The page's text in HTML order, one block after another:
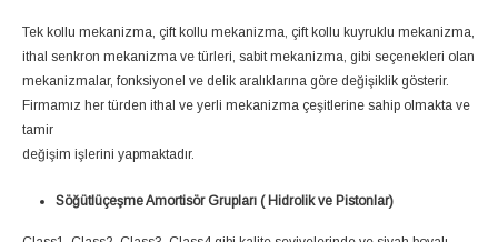
Tek kollu mekanizma, çift kollu mekanizma, çift kollu kuyruklu mekanizma,
ithal senkron mekanizma ve türleri, sabit mekanizma, gibi seçenekleri olan
mekanizmalar, fonksiyonel ve delik aralıklarına göre değişiklik gösterir.
Firmamız her türden ithal ve yerli mekanizma çeşitlerine sahip olmakta ve
tamir
değişim işlerini yapmaktadır.
Söğütlüçeşme Amortisör Grupları ( Hidrolik ve Pistonlar)